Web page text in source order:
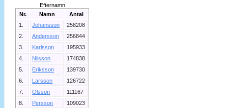
Efternamn
Nr.
Namn
Antal
1.
Johansson
258208
2.
Andersson
256844
3.
Karlsson
195933
4.
Nilsson
174838
5.
Eriksson
139730
6.
Larsson
126722
7.
Olsson
111167
8.
Persson
109023